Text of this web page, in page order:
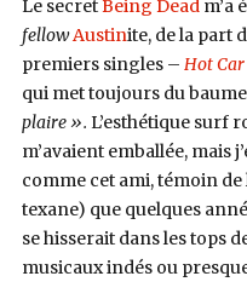
Le secretBeing Deadm’a
fellowAustinite, de la part
premiers singles – Hot Car
qui met toujours du
plaire ». L’esthétique surf
m’avaient emballée, mais
comme cet ami, témoin
texane) que quelques
se hisserait dans les tops
musicaux indés ou